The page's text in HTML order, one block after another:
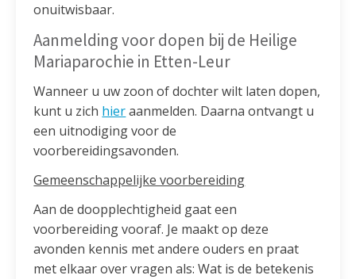
onuitwisbaar.
Aanmelding voor dopen bij de Heilige
Mariaparochie in Etten-Leur
Wanneer u uw zoon of dochter wilt laten dopen,
kunt u zich hieraanmelden. Daarna ontvangt u
een uitnodiging voor de
voorbereidingsavonden.
Gemeenschappelijke voorbereiding
Aan de doopplechtigheid gaat een
voorbereiding vooraf. Je maakt op deze
avonden kennis met andere ouders en praat
met elkaar over vragen als: Wat is de betekenis